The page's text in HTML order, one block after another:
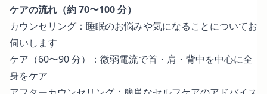
ケアの流れ（約 70〜100 分）
カウンセリング：睡眠のお悩みや気になることについてお
伺いします
ケア（60〜90 分）：微弱電流で首・肩・背中を中心に全
身をケア